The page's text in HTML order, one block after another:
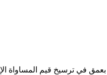
بعمق في ترسيخ قيم المساواة